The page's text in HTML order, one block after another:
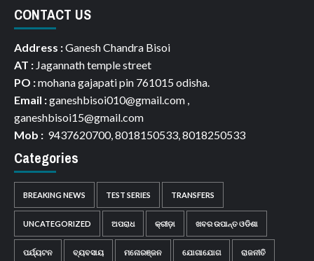
CONTACT US
Address :Ganesh Chandra Bisoi
AT : Jagannath temple street
PO :mohana gajapati pin 761015 odisha.
Email :ganeshbisoi010@gmail.com ,
ganeshbisoi15@gmail.com
Mob : 9437620700, 8018150533, 8018250533
Categories
BREAKING NEWS TEST SERIES TRANSFERS
UNCATEGORIZED ଅପରାଧ କ୍ରୀଡ଼ା ଖବର ଉପାନ୍ତ ଓଡିଶା
ପର୍ଯ୍ୟଟନ ବ୍ୟବସାୟ ମନୋରଞ୍ଜନ ଯୋଗାଯୋଗ ରାଜନୀତି